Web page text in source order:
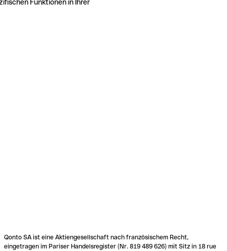
Funktionen in Ihrer
Qonto SA ist eine Aktiengesellschaft nach französischem Recht,
eingetragen im Pariser Handelsregister (Nr. 819 489 626) mit Sitz in 18 rue